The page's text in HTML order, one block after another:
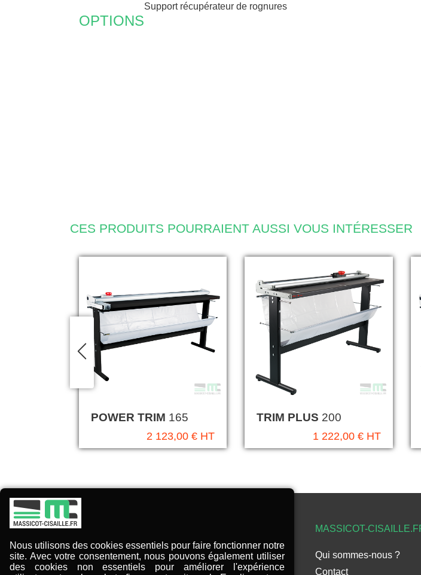
OPTIONS
Support récupérateur de rognures
CES PRODUITS POURRAIENT AUSSI VOUS INTÉRESSER
POWER TRIM 165
2 123,00 € HT
TRIM PLUS 200
1 222,00 € HT
• Massicot
• Cisaille / Rogneuse
MASSICOT-
Qui sommes-nous ?
Contact
Nous utilisons des cookies essentiels pour faire fonctionner notre
site. Avec votre consentement, nous pouvons également utiliser
des cookies non essentiels pour améliorer l'expérience